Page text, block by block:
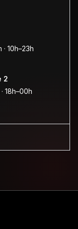
· 10h–23h
2
18h–00h